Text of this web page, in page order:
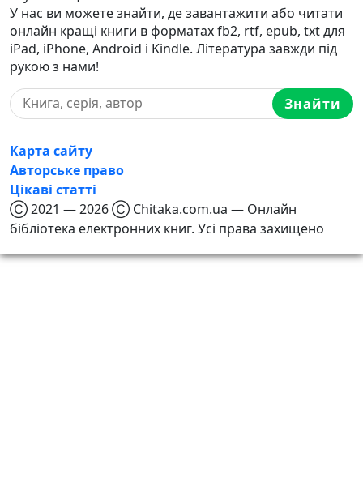
У нас ви можете знайти, де завантажити або читати
онлайн кращі книги в форматах fb2, rtf, epub, txt для
iPad, iPhone, Android і Kindle. Література завжди під
рукою з нами!
Знайти
Карта сайту
Авторське право
Цікаві статті
Ⓒ 2021 — 2026 Ⓒ Chitaka.com.ua — Онлайн
бібліотека електронних книг. Усі права захищено